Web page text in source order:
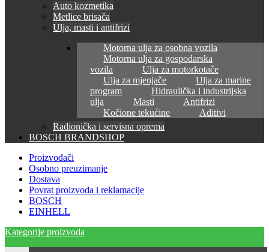
Auto kozmetika
Metlice brisača
Ulja, masti i antifrizi
Motorna ulja za osobna vozila
Motorna ulja za gospodarska
vozila
Ulja za motorkotače
Ulja za mjenjače
Ulja za marine
program
Hidraulička i industrijska
ulja
Masti
Antifrizi
Kočione tekućine
Aditivi
Radionička i servisna oprema
BOSCH BRANDSHOP
Proizvođači
Osobno preuzimanje
Dostava
Povrat proizvoda i reklamacije
BOSCH
EINHELL
Kategorije proizvoda